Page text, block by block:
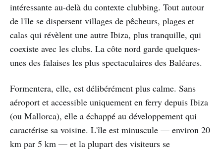
intéressante au-delà du contexte clubbing. Tout autour
de l'île se dispersent villages de pêcheurs, plages et
calas qui révèlent une autre Ibiza, plus tranquille, qui
coexiste avec les clubs. La côte nord garde quelques-
unes des falaises les plus spectaculaires des Baléares.
Formentera, elle, est délibérément plus calme. Sans
aéroport et accessible uniquement en ferry depuis Ibiza
(ou Mallorca), elle a échappé au développement qui
caractérise sa voisine. L'île est minuscule — environ 20
km par 5 km — et la plupart des visiteurs se